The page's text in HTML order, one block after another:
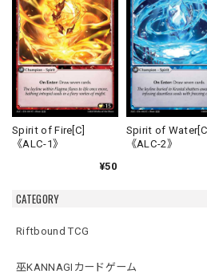
CATEGORY
Riftbound TCG
巫KANNAGIカードゲーム
Spirit of Fire[C]
《ALC-1》
¥50
Spirit of
《ALC-2》